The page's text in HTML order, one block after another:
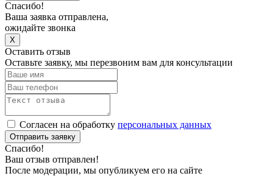
Спасибо!
Ваша заявка отправлена,
ожидайте звонка
X
Оставить отзыв
Оставьте заявку, мы перезвоним вам для консультации
Согласен на обработку персональных данных
Отправить заявку
Спасибо!
Ваш отзыв отправлен!
После модерации, мы опубликуем его на сайте